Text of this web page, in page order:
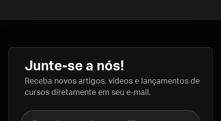
Junte-se a nós!
Receba novos artigos, vídeos e lançamentos de
cursos diretamente em seu e-mail.
Nome completo